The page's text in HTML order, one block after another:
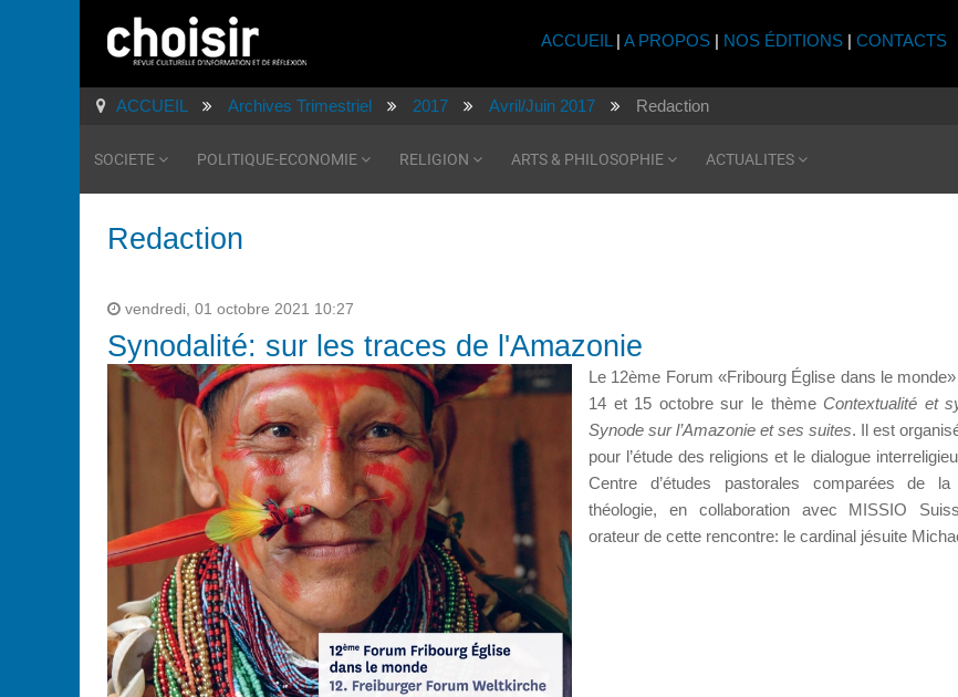
ACCUEIL | A PROPOS| NOS ÉDITIONS| CONTACTS
ACCUEIL Archives Trimestriel 2017 Avril/Juin 2017 Redaction
SOCIETE POLITIQUE-ECONOMIE RELIGION ARTS & PHILOSOPHIE ACTUALITES
Redaction
vendredi, 01 octobre 2021 10:27
Synodalité: sur les traces de l'Amazonie
Le 12ème Forum «Fribourg Église dans le
14 et 15 octobre sur le thème Contextualité et
Synode sur l’Amazonie et ses suites. Il est
pour l’étude des religions et le dialogue
Centre d’études pastorales comparées de
théologie, en collaboration avec MISSIO
orateur de cette rencontre: le cardinal jésuite